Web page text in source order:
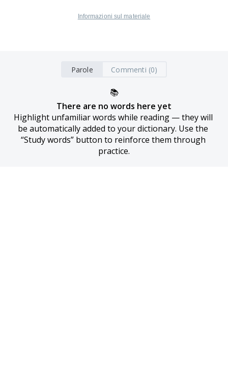
Informazioni sul materiale
Parole Commenti (0)
📚
There are no words here yet
Highlight unfamiliar words while reading — they will
be automatically added to your dictionary. Use the
“Study words” button to reinforce them through
practice.